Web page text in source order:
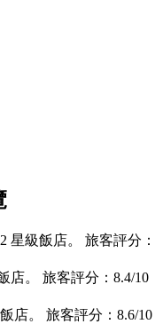
星級飯店。 旅客評分：
店。 旅客評分：8.4/10
店。 旅客評分：8.6/10